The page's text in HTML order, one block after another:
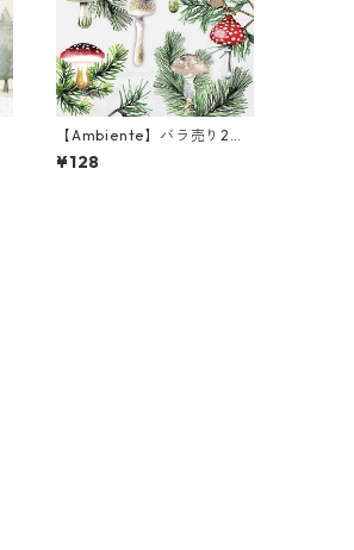
【Ambiente】バラ売り2枚
ランチサイズ ペーパーナプ
キン Mushroom ornament
¥128